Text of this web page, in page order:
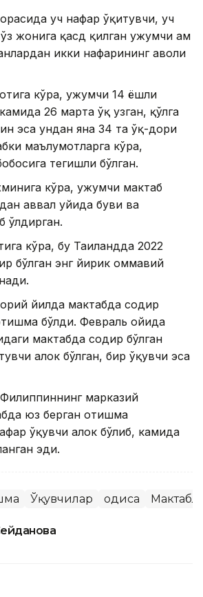
уч нафар ўқитувчи, уч
жонига қасд қилган ҳужумчи ҳам
икки нафарининг аҳволи
кўра, ҳужумчи 14 ёшли
26 марта ўқ узган, қўлга
эса ундан яна 34 та ўқ-дори
маълумотларга кўра,
тегишли бўлган.
кўра, ҳужумчи мактаб
аввал уйида буви ва
ўлдирган.
кўра, бу Таиландда 2022
бўлган энг йирик оммавий
йилда мактабда содир
бўлди. Февраль ойида
мактабда содир бўлган
ҳалок бўлган, бир ўқувчи эса
марказий
юз берган отишма
ўқувчи ҳалок бўлиб, камида
эди.
Ўқувчилар Ҳодиса